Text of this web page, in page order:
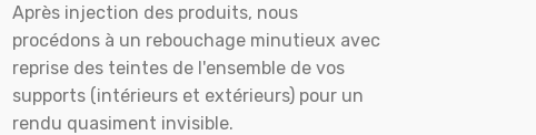
Après injection des produits, nous
procédons à un rebouchage minutieux avec
reprise des teintes de l'ensemble de vos
supports (intérieurs et extérieurs) pour un
rendu quasiment invisible.